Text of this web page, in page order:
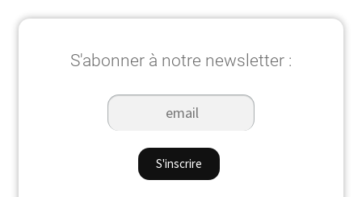
S'abonner à notre newsletter :